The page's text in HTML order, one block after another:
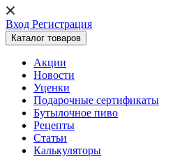
Вход Регистрация
Каталог товаров
Акции
Новости
Уценки
Подарочные сертификаты
Бутылочное пиво
Рецепты
Статьи
Калькуляторы